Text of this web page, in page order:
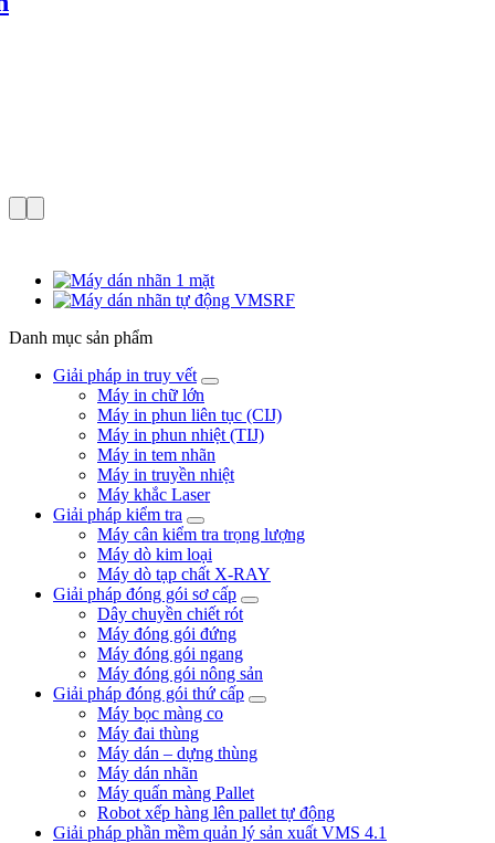
Danh mục sản phẩm
Giải pháp in truy vết
Máy in chữ lớn
Máy in phun liên tục (CIJ)
Máy in phun nhiệt (TIJ)
Máy in tem nhãn
Máy in truyền nhiệt
Máy khắc Laser
Giải pháp kiểm tra
Máy cân kiểm tra trọng lượng
Máy dò kim loại
Máy dò tạp chất X-RAY
Giải pháp đóng gói sơ cấp
Dây chuyền chiết rót
Máy đóng gói đứng
Máy đóng gói ngang
Máy đóng gói nông sản
Giải pháp đóng gói thứ cấp
Máy bọc màng co
Máy đai thùng
Máy dán – dựng thùng
Máy dán nhãn
Máy quấn màng Pallet
Robot xếp hàng lên pallet tự động
Giải pháp phần mềm quản lý sản xuất VMS 4.1